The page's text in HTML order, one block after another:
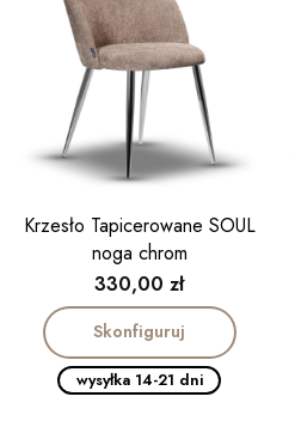
Krzesło Tapicerowane SOUL
noga chrom
Cena
330,00 zł
Skonfiguruj
wysyłka 14-21 dni